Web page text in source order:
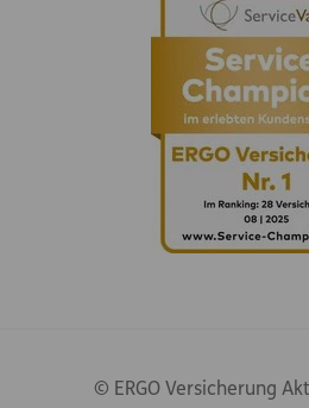
© ERGO Versicherung